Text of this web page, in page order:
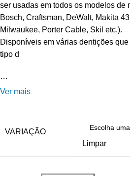
ser usadas em todos os modelos de
Bosch, Craftsman, DeWalt, Makita
Milwaukee, Porter Cable, Skil etc.).
Disponíveis em várias dentições
tipo d
…
Ver mais
VARIAÇÃO
Limpar